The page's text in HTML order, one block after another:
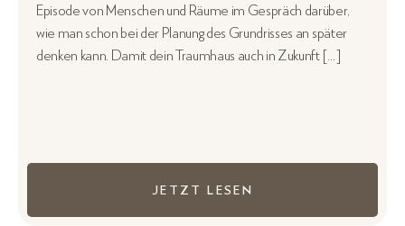
Episode von Menschen und Räume im Gespräch darüber,
wie man schon bei der Planung des Grundrisses an später
denken kann. Damit dein Traumhaus auch in Zukunft […]
JETZT LESEN